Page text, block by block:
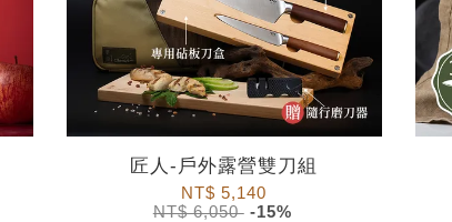
匠人-戶外露營雙刀組
NT$ 5,140
NT$ 6,050 -15%